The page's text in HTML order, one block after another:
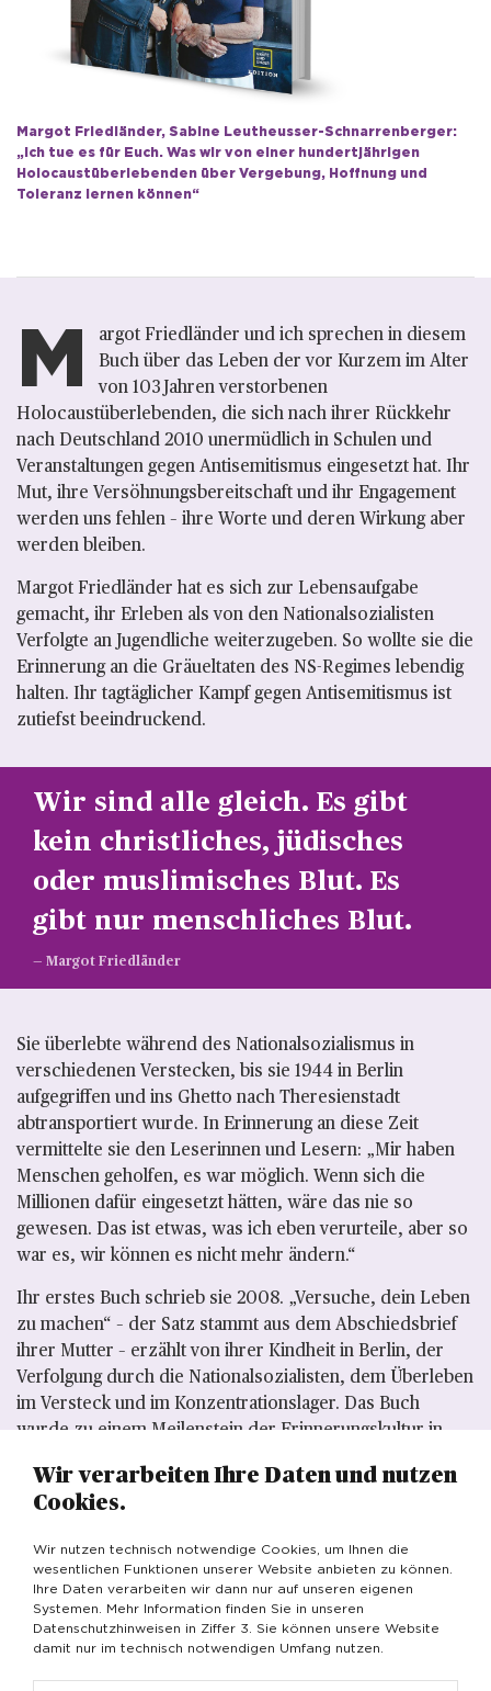
Margot Friedländer, Sabine Leutheusser-Schnarrenberger:
„Ich tue es für Euch. Was wir von einer hundertjährigen
Holocaustüberlebenden über Vergebung, Hoffnung und
Toleranz lernen können“
M
argot Friedländer und ich sprechen in diesem
Buch über das Leben der vor Kurzem im Alter
von 103 Jahren verstorbenen
Holocaustüberlebenden, die sich nach ihrer Rückkehr
nach Deutschland 2010 unermüdlich in Schulen und
Veranstaltungen gegen Antisemitismus eingesetzt hat. Ihr
Mut, ihre Versöhnungsbereitschaft und ihr Engagement
werden uns fehlen – ihre Worte und deren Wirkung aber
werden bleiben.
Margot Friedländer hat es sich zur Lebensaufgabe
gemacht, ihr Erleben als von den Nationalsozialisten
Verfolgte an Jugendliche weiterzugeben. So wollte sie die
Erinnerung an die Gräueltaten des NS-Regimes lebendig
halten. Ihr tagtäglicher Kampf gegen Antisemitismus ist
zutiefst beeindruckend.
Wir sind alle gleich. Es gibt
kein christliches, jüdisches
oder muslimisches Blut. Es
gibt nur menschliches Blut.
Margot Friedländer
Sie überlebte während des Nationalsozialismus in
verschiedenen Verstecken, bis sie 1944 in Berlin
aufgegriffen und ins Ghetto nach Theresienstadt
abtransportiert wurde. In Erinnerung an diese Zeit
vermittelte sie den Leserinnen und Lesern: „Mir haben
Menschen geholfen, es war möglich. Wenn sich die
Millionen dafür eingesetzt hätten, wäre das nie so
gewesen. Das ist etwas, was ich eben verurteile, aber so
war es, wir können es nicht mehr ändern.“
Ihr erstes Buch schrieb sie 2008. „Versuche, dein Leben
zu machen“ – der Satz stammt aus dem Abschiedsbrief
ihrer Mutter – erzählt von ihrer Kindheit in Berlin, der
Verfolgung durch die Nationalsozialisten, dem Überleben
im Versteck und im Konzentrationslager. Das Buch
wurde zu einem Meilenstein der Erinnerungskultur in
Mit ihrem Engagement gegen Rassismus,
friedliches Miteinander in unserer Gesellschaft ist sie in
diesen Zeiten, in denen Hass und Hetze sich gegen
unsere Werte richten, ein Vorbild für uns alle, ganz
besonders für junge Menschen geworden. Sie macht
vielen Menschen Mut und zeigt, was leidenschaftliches
Engagement für unsere Demokratie und unser Land
Wir verarbeiten Ihre Daten und nutzen
Cookies.
Wir nutzen technisch notwendige Cookies, um Ihnen die
wesentlichen Funktionen unserer Website anbieten zu können.
Ihre Daten verarbeiten wir dann nur auf unseren eigenen
Systemen. Mehr Information finden Sie in unseren
Datenschutzhinweisen in Ziffer 3. Sie können unsere Website
damit nur im technisch notwendigen Umfang nutzen.